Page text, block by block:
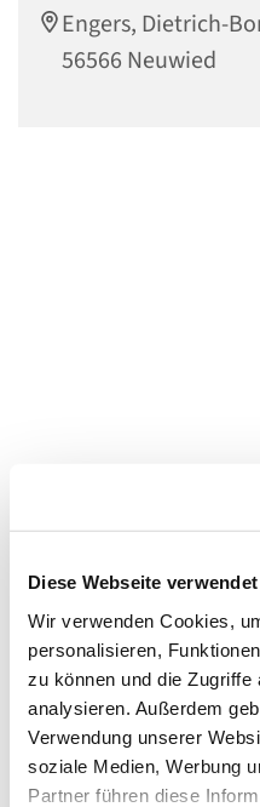
Diese Webseite
Wir verwenden Cookies,
personalisieren,
zu können und die
analysieren. Außerdem
Verwendung unserer
soziale Medien, Werbung
Partner führen diese
Engers, Dietrich-
56566 Neuwied
Dies könnte Sie